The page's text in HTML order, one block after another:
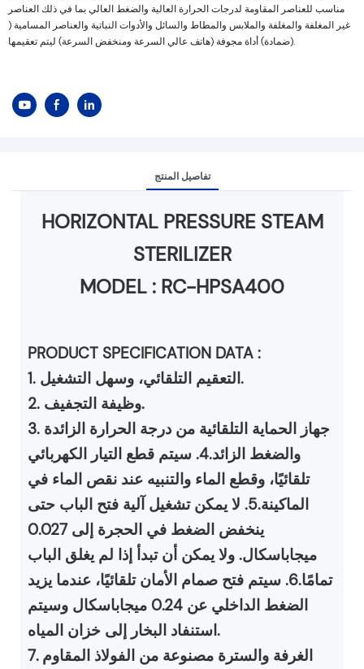
مناسب للعناصر المقاومة لدرجات الحرارة العالية والضغط العالي بما في ذلك العناصر
غير المغلفة والمغلفة والملابس والمطاط والسائل والأدوات النباتية والعناصر المسامية (
(ضمادة) أداة مجوفة (هاتف عالي السرعة ومنخفض السرعة) ليتم تعقيمها.
تفاصيل المنتج
HORIZONTAL PRESSURE STEAM
STERILIZER
MODEL : RC-HPSA400
PRODUCT SPECIFICATION DATA :
1. التعقيم التلقائي، وسهل التشغيل.
2. وظيفة التجفيف.
3. جهاز الحماية التلقائية من درجة الحرارة الزائدة
والضغط الزائد.4. سيتم قطع التيار الكهربائي
تلقائيًا، وقطع الماء والتنبيه عند نقص الماء في
الماكينة.5. لا يمكن تشغيل آلية فتح الباب حتى
ينخفض ​​الضغط في الحجرة إلى 0.027
ميجاباسكال. ولا يمكن أن تبدأ إذا لم يغلق الباب
تمامًا.6. سيتم فتح صمام الأمان تلقائيًا، عندما يزيد
الضغط الداخلي عن 0.24 ميجاباسكال وسيتم
استنفاد البخار إلى خزان المياه.
7. الغرفة والسترة مصنوعة من الفولاذ المقاوم